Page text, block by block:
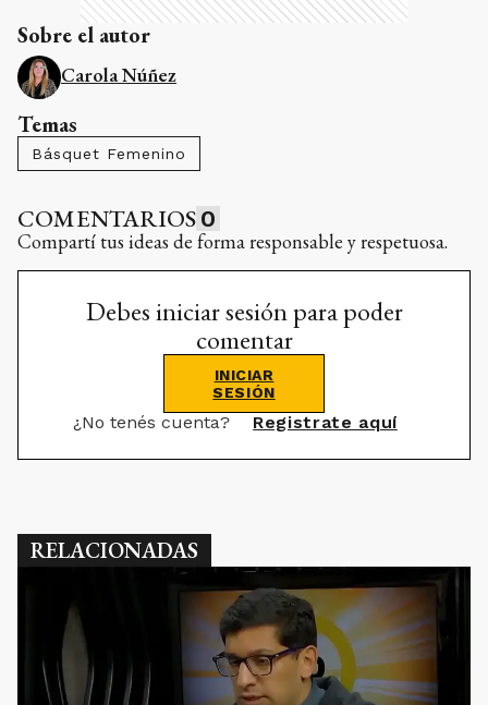
Sobre el autor
Carola Núñez
Temas
Básquet Femenino
COMENTARIOS 0
Compartí tus ideas de forma responsable y respetuosa.
Debes iniciar sesión para poder
comentar
INICIAR
SESIÓN
¿No tenés cuenta? Registrate aquí
RELACIONADAS